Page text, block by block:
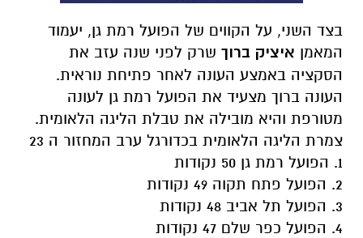
בצד השני, על הקווים של הפועל רמת גן, יעמוד
המאמן איציק ברוך שרק לפני שנה עזב את
הסקציה באמצע העונה לאחר פתיחת נוראית.
העונה ברוך מצעיד את הפועל רמת גן לעונה
מטורפת והיא מובילה את טבלת הליגה הלאומית.
צמרת הליגה הלאומית בכדורגל ערב המחזור ה 23
1. הפועל רמת גן 50 נקודות
2. הפועל פתח תקוה 49 נקודות
3. הפועל תל אביב 48 נקודות
4. הפועל כפר שלם 47 נקודות